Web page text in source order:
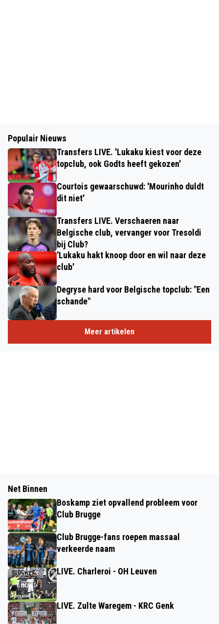
Populair Nieuws
Transfers LIVE. 'Lukaku kiest voor deze
topclub, ook Godts heeft gekozen'
Courtois gewaarschuwd: 'Mourinho duldt
dit niet'
Transfers LIVE. Verschaeren naar
Belgische club, vervanger voor Tresoldi
bij Club?
'Lukaku hakt knoop door en wil naar deze
club'
Degryse hard voor Belgische topclub: "Een
schande"
Meer artikelen
Net Binnen
Boskamp ziet opvallend probleem voor
Club Brugge
Club Brugge-fans roepen massaal
verkeerde naam
LIVE. Charleroi - OH Leuven
LIVE. Zulte Waregem - KRC Genk